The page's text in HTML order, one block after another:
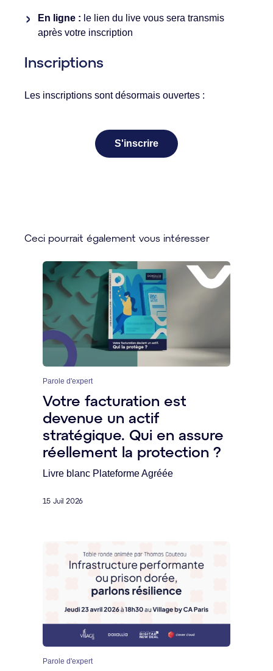
En ligne : le lien du live vous sera transmis
après votre inscription
Inscriptions
Les inscriptions sont désormais ouvertes :
S'inscrire
Ceci pourrait également vous intéresser
Parole d'expert
Votre facturation est
devenue un actif
stratégique. Qui en assure
réellement la protection ?
Livre blanc Plateforme Agréée
15 Juil 2026
Parole d'expert